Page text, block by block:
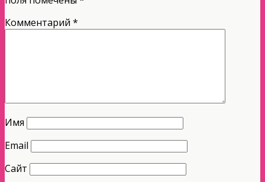
Комментарий *
Имя
Email
Сайт